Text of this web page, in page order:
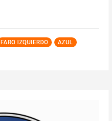
FARO IZQUIERDO
AZUL